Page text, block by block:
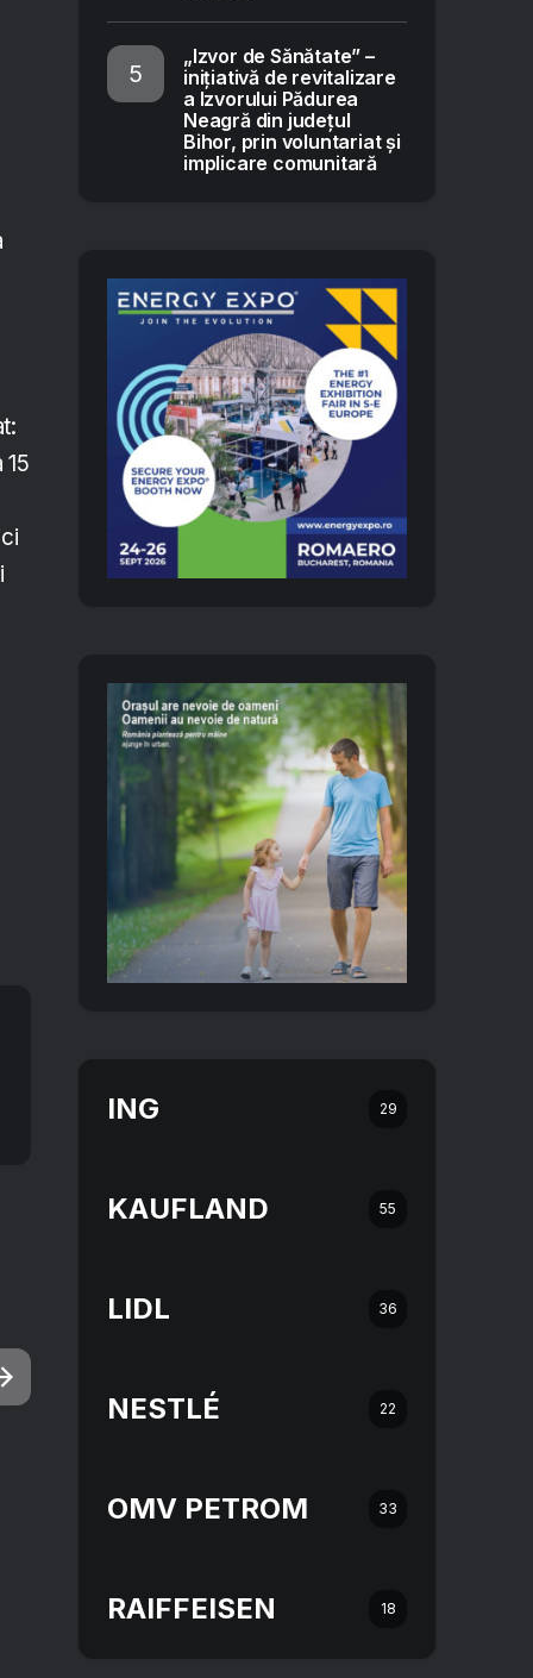
„Izvor de Sănătate” –
inițiativă de revitalizare
a Izvorului Pădurea
Neagră din județul
Bihor, prin voluntariat și
implicare comunitară
ING 29
KAUFLAND 55
LIDL 36
NESTLÉ 22
OMV PETROM 33
RAIFFEISEN 18